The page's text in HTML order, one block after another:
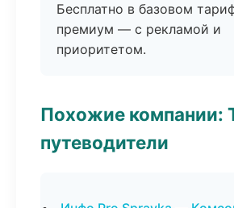
Бесплатно в базовом
премиум — с рекламой и
приоритетом.
Похожие компании:
путеводители